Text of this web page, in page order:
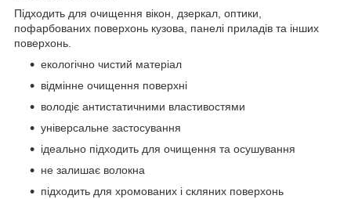
Підходить для очищення вікон, дзеркал, оптики,
пофарбованих поверхонь кузова, панелі приладів та інших
поверхонь.
екологічно чистий матеріал
відмінне очищення поверхні
володіє антистатичними властивостями
універсальне застосування
ідеально підходить для очищення та осушування
не залишає волокна
підходить для хромованих і скляних поверхонь